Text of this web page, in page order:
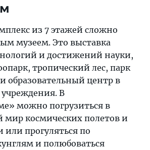
из 7 этажей сложно
музеем. Это выставка
и достижений науки,
тропический лес, парк
образовательный центр в
В
можно погрузиться в
мир космических полетов и
или прогуляться по
и полюбоваться